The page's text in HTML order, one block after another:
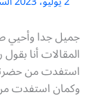
جميل جدا وأحيي
المقالات أنا
استفدت من
وكمان استفدت